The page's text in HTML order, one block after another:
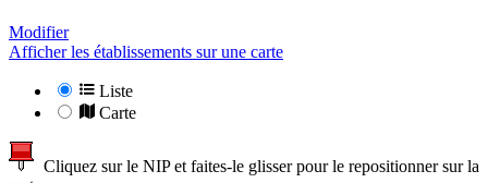
Modifier
Afficher les établissements sur une carte
Liste
Carte
Cliquez sur le NIP et faites-le glisser pour le repositionner sur la